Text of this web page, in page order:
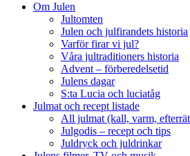
Om Julen
Jultomten
Julen och julfirandets historia
Varför firar vi jul?
Våra jultraditioners historia
Advent – förberedelsetid
Julens dagar
S:ta Lucia och luciatåg
Julmat och recept listade
All julmat (kall, varm,
Julgodis – recept och tips
Juldryck och juldrinkar